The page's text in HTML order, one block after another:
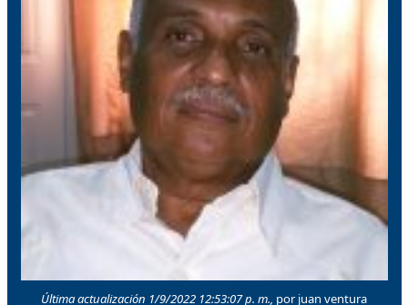
Última actualización 1/9/2022 12:53:07 p. m., por juan ventura